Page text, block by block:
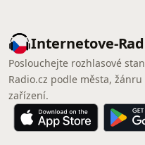
Internetove-
Poslouchejte rozhlasové
Radio.cz podle města,
zařízení.